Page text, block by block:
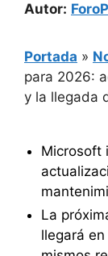
Autor:
Portada »
para 2026:
y la llegada
Microsoft
La
llegará